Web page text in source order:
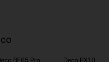
BE65 Pro
Deco PX10